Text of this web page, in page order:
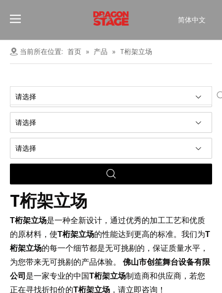
简体中文
Español
English
当前所在位置: 首页 » 产品 » T桁架立场
请选择
请选择
请选择
T桁架立场
T桁架立场是一种全新设计，通过优秀的加工工艺和优质
的原材料，使T桁架立场的性能达到更高的标准。我们为T
桁架立场的每一个细节都是无可挑剔的，保证质量水平，
为您带来无可挑剔的产品体验。 佛山市创笙舞台设备有限
公司 是一家专业的中国T桁架立场制造商和供应商，若您
正在寻找折扣价的T桁架立场 ，请立即咨询！